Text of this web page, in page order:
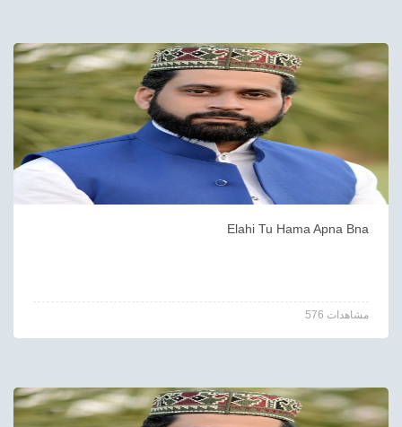
Elahi Tu Hama Apna Bna
576 مشاهدات